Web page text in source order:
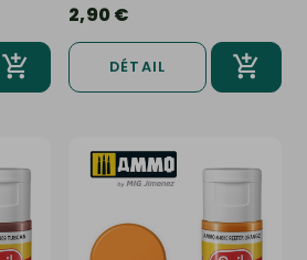
2,90 €
DÉTAIL